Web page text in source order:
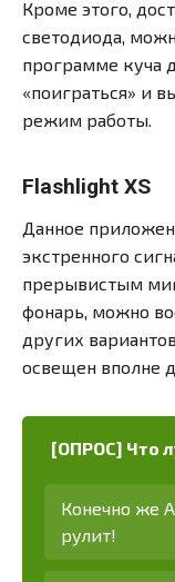
Кроме этого,
светодиода,
программе куча
«поиграться» и
режим работы.
Flashlight XS
Данное
экстренного
прерывистым
фонарь, можно
других
освещен вполне
[ОПРОС] Что
Конечно же
рулит!